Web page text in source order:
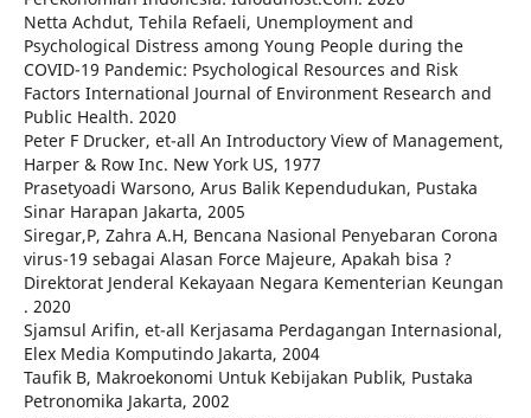
Netta Achdut, Tehila Refaeli, Unemployment and
Psychological Distress among Young People during the
COVID-19 Pandemic: Psychological Resources and Risk
Factors International Journal of Environment Research and
Public Health. 2020
Peter F Drucker, et-all An Introductory View of Management,
Harper & Row Inc. New York US, 1977
Prasetyoadi Warsono, Arus Balik Kependudukan, Pustaka
Sinar Harapan Jakarta, 2005
Siregar,P, Zahra A.H, Bencana Nasional Penyebaran Corona
virus-19 sebagai Alasan Force Majeure, Apakah bisa ?
Direktorat Jenderal Kekayaan Negara Kementerian Keungan
. 2020
Sjamsul Arifin, et-all Kerjasama Perdagangan Internasional,
Elex Media Komputindo Jakarta, 2004
Taufik B, Makroekonomi Untuk Kebijakan Publik, Pustaka
Petronomika Jakarta, 2002